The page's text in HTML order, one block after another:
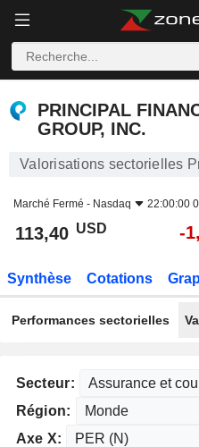
PRINCIPAL
GROUP, INC.
Valorisations sectorielles
Marché Fermé - Nasdaq 22:00:00
113,40 USD -
Synthèse Cotations
Performances sectorielles
Secteur:
Région:
Axe X: